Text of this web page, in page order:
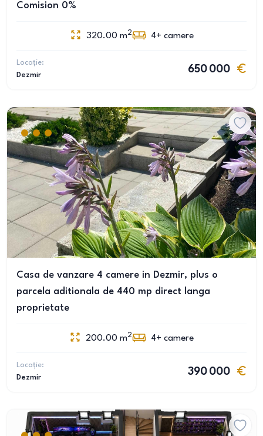
Comision 0%
320.00 m2 4+ camere
Locație:
Dezmir
650 000
Casa de vanzare 4 camere in Dezmir, plus o
parcela aditionala de 440 mp direct langa
proprietate
200.00 m2 4+ camere
Locație:
Dezmir
390 000